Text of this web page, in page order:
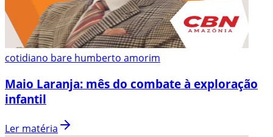
cotidiano bare humberto amorim
Maio Laranja: mês do combate à exploração
infantil
Ler matéria